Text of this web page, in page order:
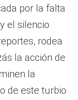
por la falta
el silencio
rodea
la acción de
la
de este turbio